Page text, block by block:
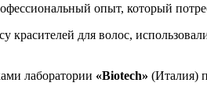
опыт, который
красителей для волос,
лаборатории «Biotech» (Италия)